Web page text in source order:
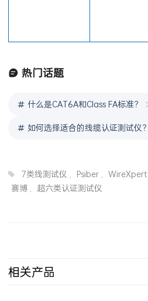
热门话题
什么是CAT6A和Class FA标准？
如何选择适合的线缆认证测试仪？
7类线测试仪 Psiber, WireXpert,
赛博, 超六类认证测试仪
相关产品